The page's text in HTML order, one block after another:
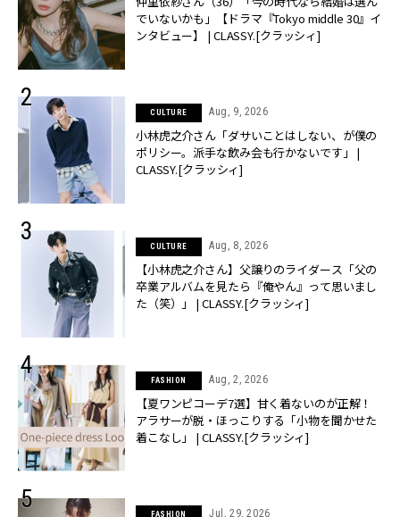
でいないかも」【ドラマ『Tokyo middle 30』イ
ンタビュー】 | CLASSY.[クラッシィ]
CULTURE Aug, 9, 2026
小林虎之介さん「ダサいことはしない、が僕の
ポリシー。派手な飲み会も行かないです」 |
CLASSY.[クラッシィ]
CULTURE Aug, 8, 2026
【小林虎之介さん】父譲りのライダース「父の
卒業アルバムを見たら『俺やん』って思いまし
た（笑）」 | CLASSY.[クラッシィ]
FASHION Aug, 2, 2026
【夏ワンピコーデ7選】甘く着ないのが正解！
アラサーが脱・ほっこりする「小物を聞かせた
着こなし」 | CLASSY.[クラッシィ]
FASHION Jul, 29, 2026